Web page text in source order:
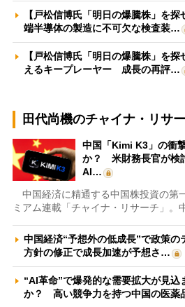
【戸松信博氏「明日の爆騰株」を
端半導体の製造に不可欠な検査装…
【戸松信博氏「明日の爆騰株」を
えるキープレーヤー 成長の再評…
田代尚機のチャイナ・リサ
中国「Kimi K3」の衝
か？ 米財務長官が検
AI…
中国経済に精通する中国株投資の第
ミアム連載「チャイナ・リサーチ」。
中国経済“予想外の低成長”で政策
方針の修正で成長加速が予想さ…
“AI革命”で爆発的な需要拡大が見込
か？ 高い競争力を持つ中国の医薬